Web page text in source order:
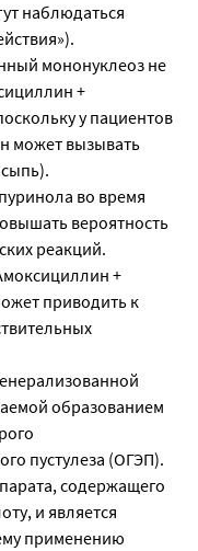
наблюдаться
мононуклеоз не
+
у пациентов
может вызывать
во время
вероятность
реакций.
+
приводить к
образованием
пустулеза (ОГЭП).
содержащего
и является
применению